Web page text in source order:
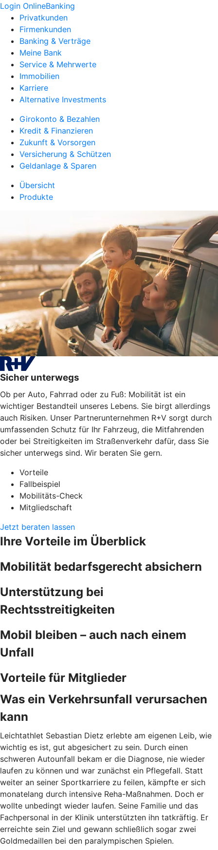
Login OnlineBanking
Privatkunden
Firmenkunden
Banking & Verträge
Meine Bank
Service & Mehrwerte
Immobilien
Karriere
Alternative Investments
Girokonto & Bezahlen
Kredit & Finanzieren
Zukunft & Vorsorgen
Versicherung & Schützen
Geldanlage & Sparen
Übersicht
Produkte
Sicher unterwegs
Ob per Auto, Fahrrad oder zu Fuß: Mobilität ist ein
wichtiger Bestandteil unseres Lebens. Sie birgt allerdings
auch Risiken. Unser Partnerunternehmen R+V sorgt durch
umfassenden Schutz für Ihr Fahrzeug, die Mitfahrenden
oder bei Streitigkeiten im Straßenverkehr dafür, dass Sie
sicher unterwegs sind. Wir beraten Sie gern.
Vorteile
Fallbeispiel
Mobilitäts-Check
Mitgliedschaft
Jetzt beraten lassen
Ihre Vorteile im Überblick
Mobilität bedarfsgerecht absichern
Unterstützung bei
Rechtsstreitigkeiten
Mobil bleiben – auch nach einem
Unfall
Vorteile für Mitglieder
Was ein Verkehrsunfall verursachen
kann
Leichtathlet Sebastian Dietz erlebte am eigenen Leib, wie
wichtig es ist, gut abgesichert zu sein. Durch einen
schweren Autounfall bekam er die Diagnose, nie wieder
laufen zu können und war zunächst ein Pflegefall. Statt
weiter an seiner Sportkarriere zu feilen, kämpfte er sich
monatelang durch intensive Reha-Maßnahmen. Doch er
wollte unbedingt wieder laufen. Seine Familie und das
Fachpersonal in der Klinik unterstützten ihn tatkräftig. Er
erreichte sein Ziel und gewann schließlich sogar zwei
Goldmedaillen bei den paralympischen Spielen.